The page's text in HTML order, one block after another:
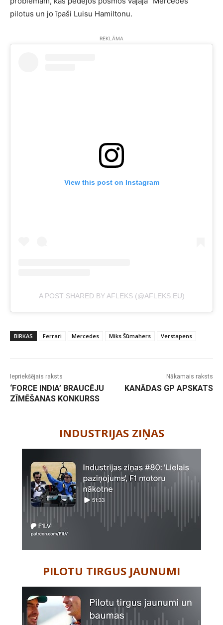
pilotus un jo īpaši Luisu Hamiltonu.
REKLĀMA
View this post on Instagram
A POST SHARED BY AFLEKS (@AFLEKS.EU)
BIRKAS Ferrari Mercedes Miks Šūmahers Verstapens
Iepriekšējais raksts
‘FORCE INDIA’ BRAUCĒJU
ZĪMĒŠANAS KONKURSS
Nākamais raksts
KANĀDAS GP APSKATS
INDUSTRIJAS ZIŅAS
PILOTU TIRGUS JAUNUMI